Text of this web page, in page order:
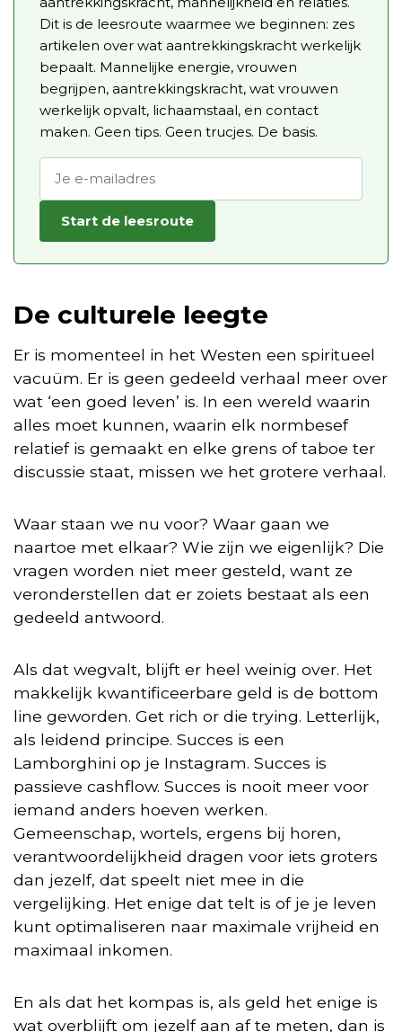
Dit is de leesroute waarmee we beginnen: zes
artikelen over wat aantrekkingskracht werkelijk
bepaalt. Mannelijke energie, vrouwen
begrijpen, aantrekkingskracht, wat vrouwen
werkelijk opvalt, lichaamstaal, en contact
maken. Geen tips. Geen trucjes. De basis.
Start de leesroute
De culturele leegte
Er is momenteel in het Westen een spiritueel
vacuüm. Er is geen gedeeld verhaal meer over
wat ‘een goed leven’ is. In een wereld waarin
alles moet kunnen, waarin elk normbesef
relatief is gemaakt en elke grens of taboe ter
discussie staat, missen we het grotere verhaal.
Waar staan we nu voor? Waar gaan we
naartoe met elkaar? Wie zijn we eigenlijk? Die
vragen worden niet meer gesteld, want ze
veronderstellen dat er zoiets bestaat als een
gedeeld antwoord.
Als dat wegvalt, blijft er heel weinig over. Het
makkelijk kwantificeerbare geld is de bottom
line geworden. Get rich or die trying. Letterlijk,
als leidend principe. Succes is een
Lamborghini op je Instagram. Succes is
passieve cashflow. Succes is nooit meer voor
iemand anders hoeven werken.
Gemeenschap, wortels, ergens bij horen,
verantwoordelijkheid dragen voor iets groters
dan jezelf, dat speelt niet mee in die
vergelijking. Het enige dat telt is of je je leven
kunt optimaliseren naar maximale vrijheid en
maximaal inkomen.
En als dat het kompas is, als geld het enige is
wat overblijft om jezelf aan af te meten, dan is